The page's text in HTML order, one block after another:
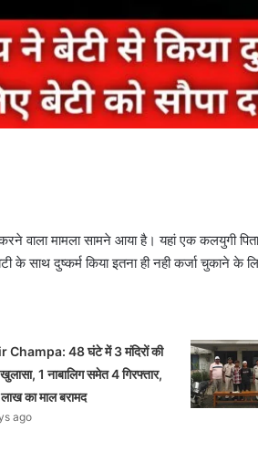
वाला मामला सामने आया है। यहां एक कलयुगी
के साथ दुष्कर्म किया इतना ही नही कर्जा चुकाने के
Champa: 48 घंटे में 3 मंदिरों की
खुलासा, 1 नाबालिग समेत 4 गिरफ्तार,
का माल बरामद
ago